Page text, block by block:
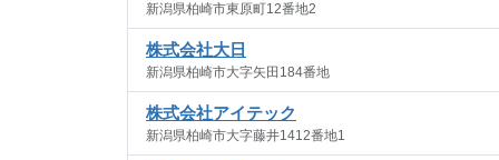
新潟県柏崎市東原町12番地2
株式会社大日
新潟県柏崎市大字矢田184番地
株式会社アイテック
新潟県柏崎市大字藤井1412番地1